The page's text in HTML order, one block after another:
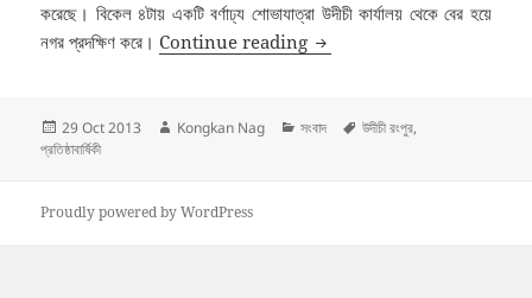
করেছে। বিকেল ৪টায় একটি বর্ণাঢ্য শোভাযাত্রা উদীচী কার্যালয় থেকে বের হয়ে
নগর প্রদক্ষিণ করে।Continue reading উদীচী রংপুর জেলা সংসদের
Posted
on
29 Oct 2013 Author
Kongkan Nag Categories
সংবাদ Tags
উদীচী রংপুর,
প্রতিষ্ঠাবার্ষিকী
Proudly powered by WordPress